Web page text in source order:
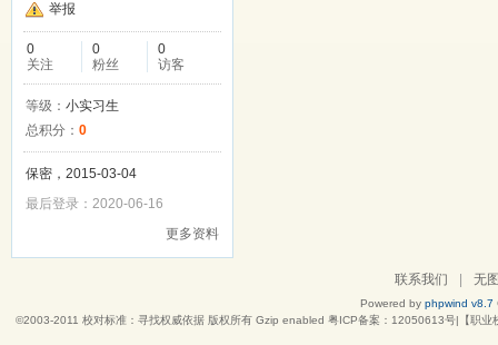
举报
0
关注
0
粉丝
0
访客
等级： 小实习生
总积分： 0
保密，2015-03-04
最后登录：2020-06-16
更多资料
联系我们 无
Powered by phpwind v8.7
©2003-2011 校对标准：寻找权威依据 版权所有 Gzip enabled 粤ICP备案：12050613号|【职业